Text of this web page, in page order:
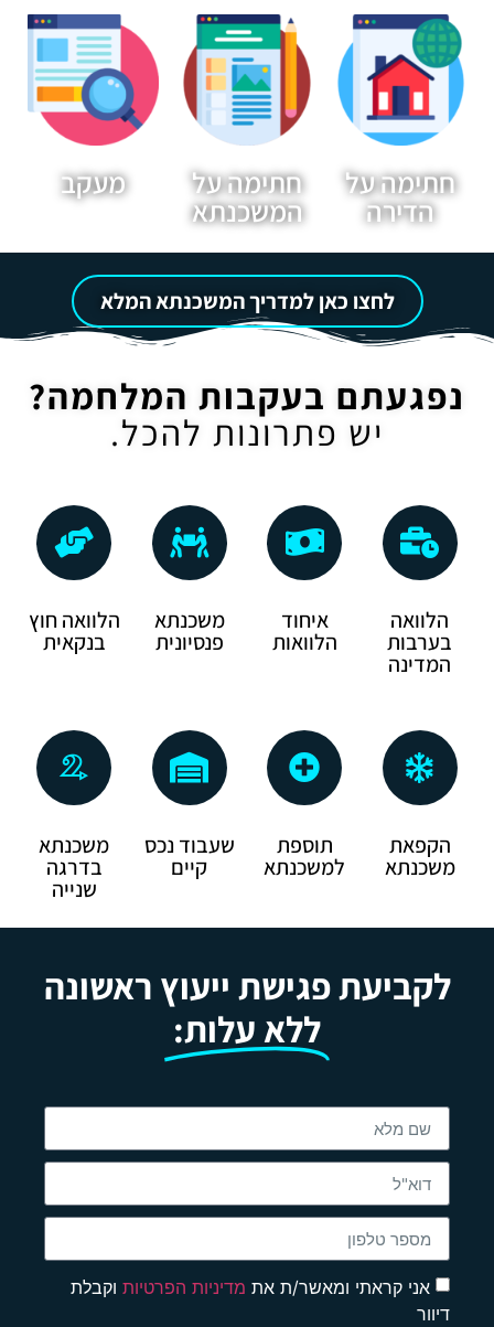
חתימה על
הדירה
חתימה על
המשכנתא
מעקב
לחצו כאן למדריך המשכנתא המלא
נפגעתם בעקבות המלחמה?
יש פתרונות להכל.
הלוואה
בערבות
המדינה
איחוד
הלוואות
משכנתא
פנסיונית
הלוואה חוץ
בנקאית
הקפאת
משכנתא
תוספת
למשכנתא
שעבוד נכס
קיים
משכנתא
בדרגה
שנייה
לקביעת פגישת ייעוץ ראשונה
ללא עלות:
אני קראתי ומאשר/ת את מדיניות הפרטיותוקבלת
דיוור